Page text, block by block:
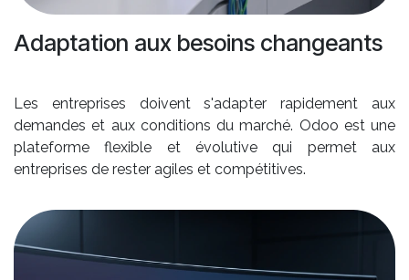
Adaptation aux besoins changeants
Les entreprises doivent s'adapter rapidement aux
demandes et aux conditions du marché. Odoo est une
plateforme flexible et évolutive qui permet aux
entreprises de rester agiles et compétitives.